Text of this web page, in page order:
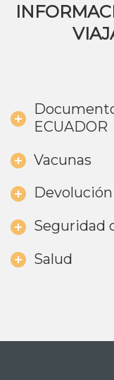
ECUADOR
Vacunas
Seguridad
Salud